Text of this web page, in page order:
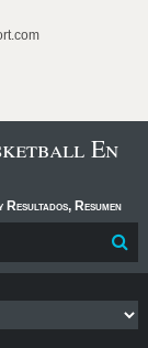
En
Resumen